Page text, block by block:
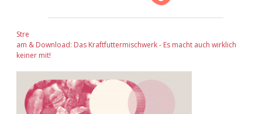
Stre
am & Download: Das Kraftfuttermischwerk - Es macht auch wirklich
keiner mit!